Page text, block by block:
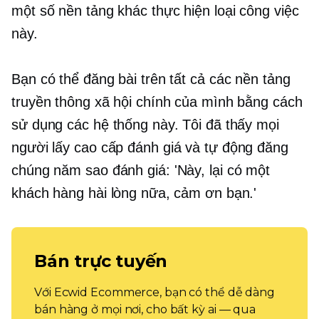
một số nền tảng khác thực hiện loại công việc
này.
Bạn có thể đăng bài trên tất cả các nền tảng
truyền thông xã hội chính của mình bằng cách
sử dụng các hệ thống này. Tôi đã thấy mọi
người lấycao cấp đánh giá và tự động đăng
chúng năm saođánh giá: 'Này, lại có một
khách hàng hài lòng nữa, cảm ơn bạn.'
Bán trực tuyến
Với Ecwid Ecommerce, bạn có thể dễ dàng
bán hàng ở mọi nơi, cho bất kỳ ai — qua